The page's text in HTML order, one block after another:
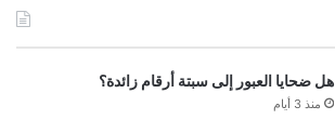
هل ضحايا العبور إلى سبتة أرقام زائدة؟
منذ 3 أيام